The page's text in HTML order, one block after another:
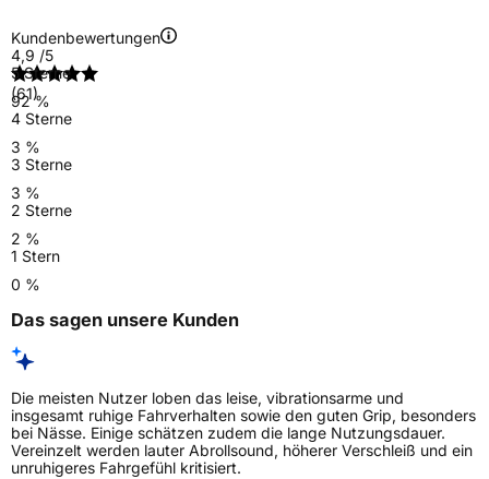
Kundenbewertungen
4,9 /5
(61)
5 Sterne
92 %
4 Sterne
3 %
3 Sterne
3 %
2 Sterne
2 %
1 Stern
0 %
Das sagen unsere Kunden
Die meisten Nutzer loben das leise, vibrationsarme und
insgesamt ruhige Fahrverhalten sowie den guten Grip, besonders
bei Nässe. Einige schätzen zudem die lange Nutzungsdauer.
Vereinzelt werden lauter Abrollsound, höherer Verschleiß und ein
unruhigeres Fahrgefühl kritisiert.